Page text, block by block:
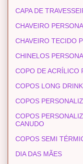
CAPA DE
CHAVEIRO
CHAVEIRO TECIDO
CHINELOS
COPO DE ACRÍLICO
COPOS LONG DRINK
COPOS
COPOS
CANUDO
COPOS SEMI
DIA DAS MÃES